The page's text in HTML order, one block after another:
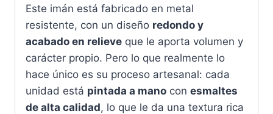
Este imán está fabricado en metal
resistente, con un diseño redondo y
acabado en relieve que le aporta volumen y
carácter propio. Pero lo que realmente lo
hace único es su proceso artesanal: cada
unidad está pintada a mano con esmaltes
de alta calidad, lo que le da una textura rica